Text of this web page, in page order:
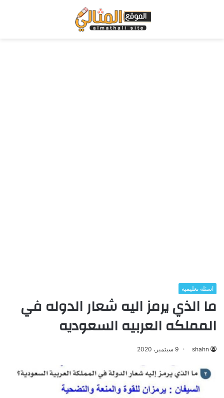
اسئلة تعليمية
ما الذي يرمز اليه شعار الدوله في
المملكه العربيه السعوديه
shahn 9 سبتمبر، 2020